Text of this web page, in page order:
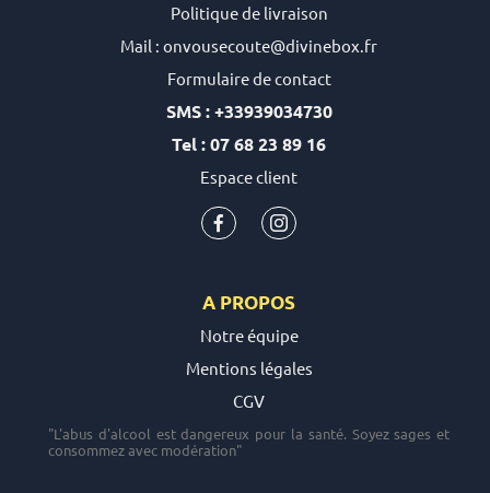
Politique de livraison
Mail : onvousecoute@divinebox.fr
Formulaire de contact
SMS : +33939034730
Tel : 07 68 23 89 16
Espace client
A PROPOS
Notre équipe
Mentions légales
CGV
"L'abus d'alcool est dangereux pour la santé. Soyez sages et
consommez avec modération"